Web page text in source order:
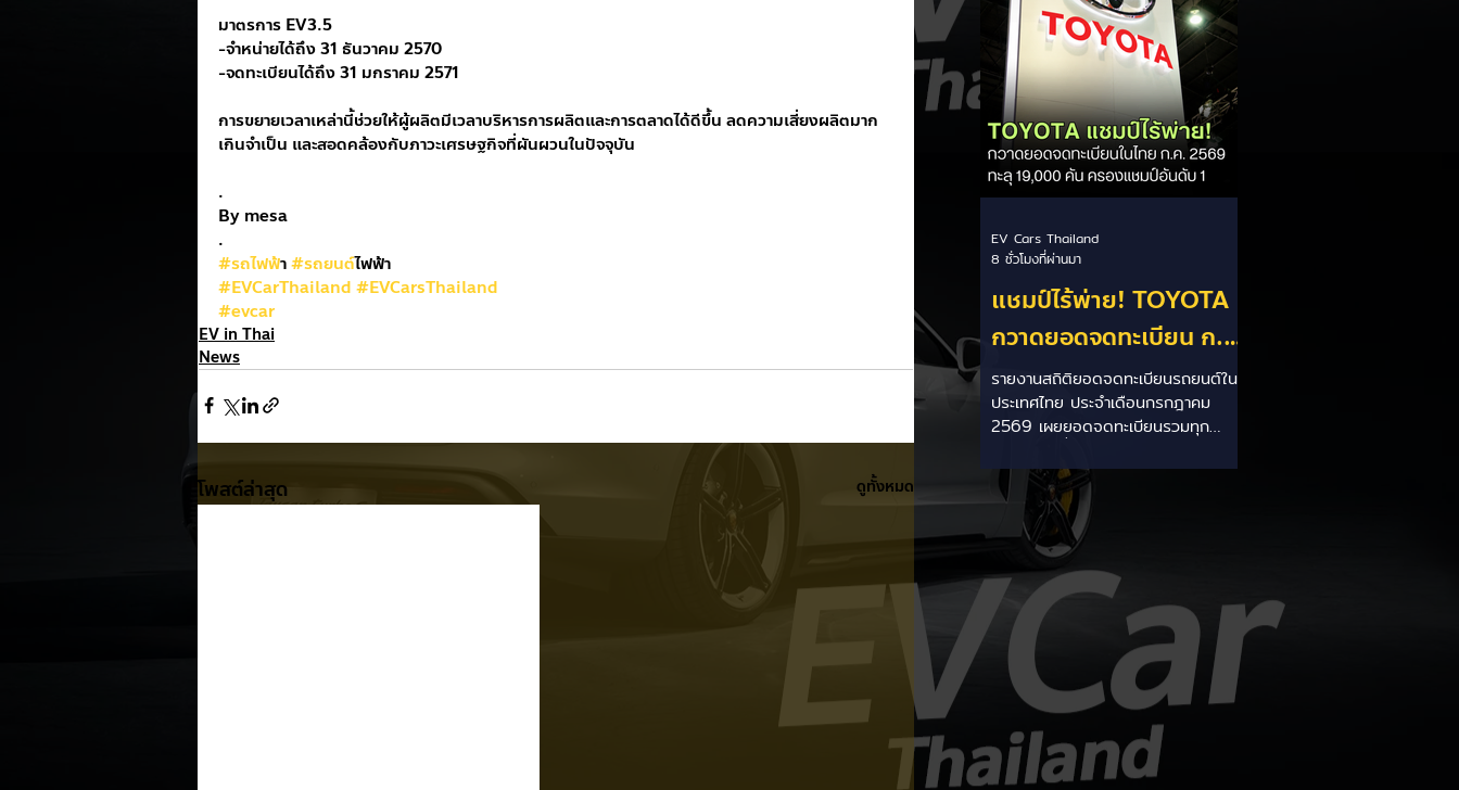
มาตรการ EV3.5
-จำหน่ายได้ถึง 31 ธันวาคม 2570
-จดทะเบียนได้ถึง 31 มกราคม 2571
การขยายเวลาเหล่านี้ช่วยให้ผู้ผลิตมีเวลาบริหารการผลิตและการตลาดได้ดีขึ้น ลดความเสี่ยงผลิตมาก
เกินจำเป็น และสอดคล้องกับภาวะเศรษฐกิจที่ผันผวนในปัจจุบัน
.
By mesa
.
#รถไฟฟ้า #รถยนต์ไฟฟ้า
#EVCarThailand #EVCarsThailand
#evcar
EV in Thai
News
โพสต์ล่าสุด ดูทั้งหมด
Order: ยอดขายครึ่งปีแรกที่เติบโตสูง
ถึง 67% ประกอบกับการแก้ไขปัญหา
การนำเข้าชิ้นส่วนจากสถานการณ์
ตึงเครียดในตะว
แชมป์ไร้พ่าย! TOYOTA
กวาดยอดจดทะเบียน ก.ค.
69 เฉียด 2 หมื่นคัน ครอง
แชมป์อันดับ 1 ในไทย
รายงานสถิติยอดจดทะเบียนรถยนต์ใน
ประเทศไทย ประจำเดือนกรกฎาคม
2569 เผยยอดจดทะเบียนรวมทุก
ใหญ่สัญชาติญี่ปุ่นอย่าง TOYOTA ยัง
คงสร้างผลงานได้อย่างยอดเยี่ยม ด้วย
ยอดจดทะเบียนรวมแบรนด์สูงถึง
19,564 คัน ครองส่วนแบ่งตลาด
อันดับ 1 ของประเทศได้อย่างมั่นคงและ
ทิ้งห่างคู่แข่งอย่างขาดลอย รายละเอียด
จากสถิติ: - ภาพรวมแบรนด์: TOYOTA
คว้าอันดับ 1 ยอดจดทะเบียนรวมทุก
ประเภทที่ 19,564 คัน คิดเป็นสัดส่วน
มากกว่า 1 ใน 3 ของยอดจดทะเบียน
รถยนต์ทั้งประเทศประจำเดือนกรกฎา
EV Cars Thailand
8 ชั่วโมงที่ผ่านมา